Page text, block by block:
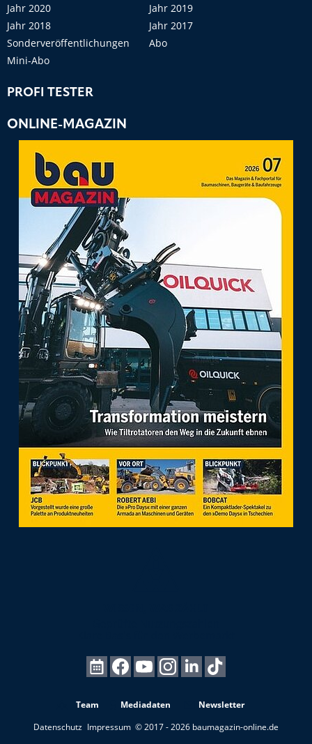
Jahr 2020
Jahr 2019
Jahr 2018
Jahr 2017
Sonderveröffentlichungen
Abo
Mini-Abo
PROFI TESTER
ONLINE-MAGAZIN
Team Mediadaten
Newsletter
Datenschutz Impressum © 2017 - 2026 baumagazin-online.de